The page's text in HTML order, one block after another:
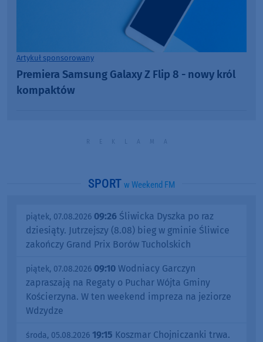
Artykuł sponsorowany
Premiera Samsung Galaxy Z Flip 8 - nowy król
kompaktów
SPORT w Weekend FM
piątek, 07.08.2026 09:26 Śliwicka Dyszka po raz
dziesiąty. Jutrzejszy (8.08) bieg w gminie Śliwice
zakończy Grand Prix Borów Tucholskich
piątek, 07.08.2026 09:10 Wodniacy Garczyn
zapraszają na Regaty o Puchar Wójta Gminy
Kościerzyna. W ten weekend impreza na jeziorze
Wdzydze
środa, 05.08.2026 19:15 Koszmar Chojniczanki trwa.